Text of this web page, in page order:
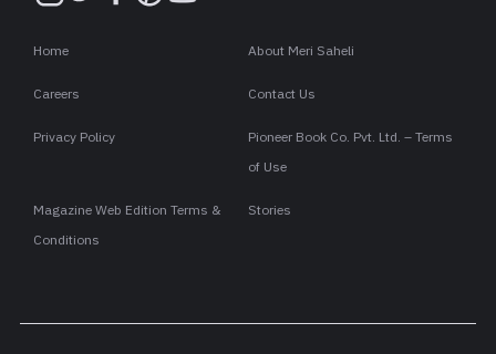
Home About Meri Saheli
Careers Contact Us
Privacy Policy
Pioneer Book Co. Pvt. Ltd. – Terms
of Use
Magazine Web Edition Terms &
Conditions
Stories